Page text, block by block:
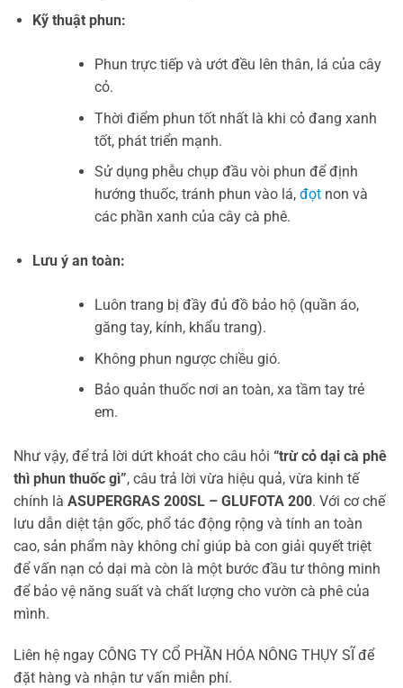
Kỹ thuật phun:
Phun trực tiếp và ướt đều lên thân, lá của cây
cỏ.
Thời điểm phun tốt nhất là khi cỏ đang xanh
tốt, phát triển mạnh.
Sử dụng phễu chụp đầu vòi phun để định
hướng thuốc, tránh phun vào lá, đọtnon và
các phần xanh của cây cà phê.
Lưu ý an toàn:
Luôn trang bị đầy đủ đồ bảo hộ (quần áo,
găng tay, kính, khẩu trang).
Không phun ngược chiều gió.
Bảo quản thuốc nơi an toàn, xa tầm tay trẻ
em.
Như vậy, để trả lời dứt khoát cho câu hỏi “trừ cỏ dại cà phê
thì phun thuốc gì”, câu trả lời vừa hiệu quả, vừa kinh tế
chính là ASUPERGRAS 200SL – GLUFOTA 200. Với cơ chế
lưu dẫn diệt tận gốc, phổ tác động rộng và tính an toàn
cao, sản phẩm này không chỉ giúp bà con giải quyết triệt
để vấn nạn cỏ dại mà còn là một bước đầu tư thông minh
để bảo vệ năng suất và chất lượng cho vườn cà phê của
mình.
Liên hệ ngay CÔNG TY CỔ PHẦN HÓA NÔNG THỤY SĨ để
đặt hàng và nhận tư vấn miễn phí.